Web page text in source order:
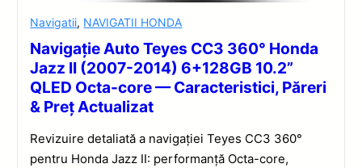
Navigatii, NAVIGATII HONDA
Navigație Auto Teyes CC3 360° Honda
Jazz II (2007-2014) 6+128GB 10.2”
QLED Octa-core — Caracteristici, Păreri
& Preț Actualizat
Revizuire detaliată a navigației Teyes CC3 360°
pentru Honda Jazz II: performanță Octa-core,